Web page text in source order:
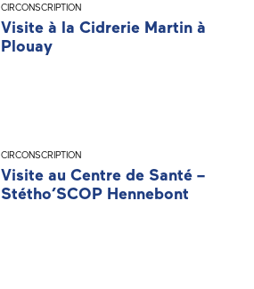
CIRCONSCRIPTION
Visite à la Cidrerie Martin à
Plouay
CIRCONSCRIPTION
Visite au Centre de Santé –
Stétho’SCOP Hennebont